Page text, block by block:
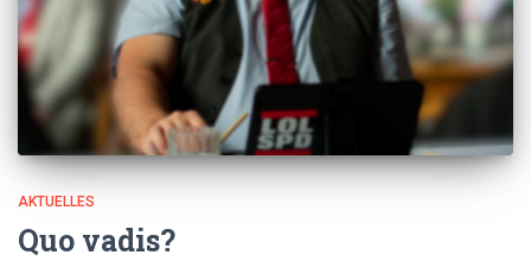
AKTUELLES
Quo vadis?